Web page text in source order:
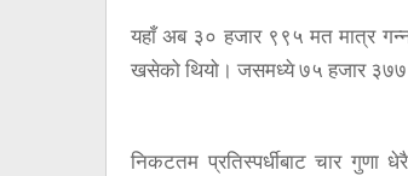
यहाँ अब ३० हजार ९९५ मत मात्र
खसेको थियो। जसमध्ये ७५ हजार
निकटतम प्रतिस्पर्धीबाट चार गुणा